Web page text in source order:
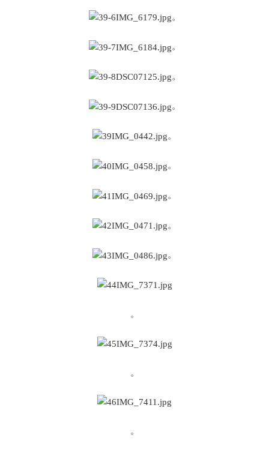
。
。
。
。
。
。
。
。
。
。
。
。